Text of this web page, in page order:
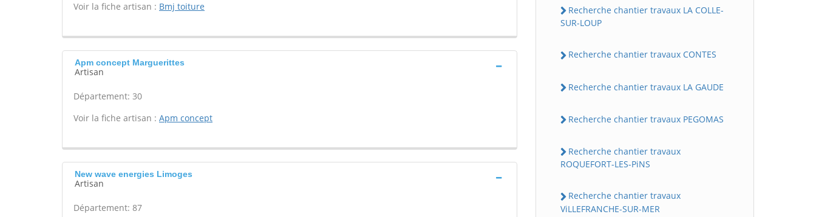
Voir la fiche artisan : Bmj toiture
Apm concept Marguerittes
Artisan
Département: 30
Voir la fiche artisan : Apm concept
New wave energies Limoges
Artisan
Département: 87
Recherche chantier travaux LA COLLE-
SUR-LOUP
Recherche chantier travaux CONTES
Recherche chantier travaux LA GAUDE
Recherche chantier travaux PEGOMAS
Recherche chantier travaux
ROQUEFORT-LES-PiNS
Recherche chantier travaux
ViLLEFRANCHE-SUR-MER